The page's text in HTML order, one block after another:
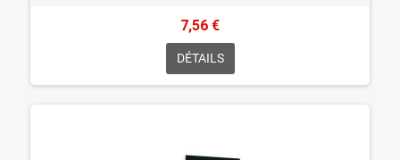
7,56 €
DÉTAILS